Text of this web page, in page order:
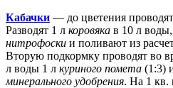
Кабачки — до цветения
Разводят 1 л коровяка в 10 л
нитрофоски и поливают из
Вторую подкормку проводят во
л воды 1 л куриного помета (1:3)
минерального удобрения. На 1 кв.